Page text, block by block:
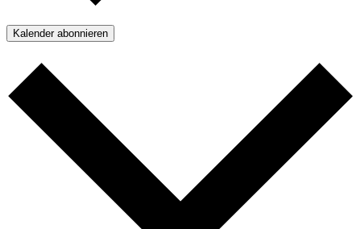
Kalender abonnieren